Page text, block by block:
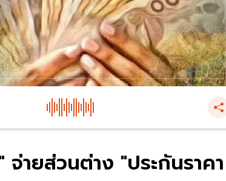
ายส่วนต่าง "ประกันราคา